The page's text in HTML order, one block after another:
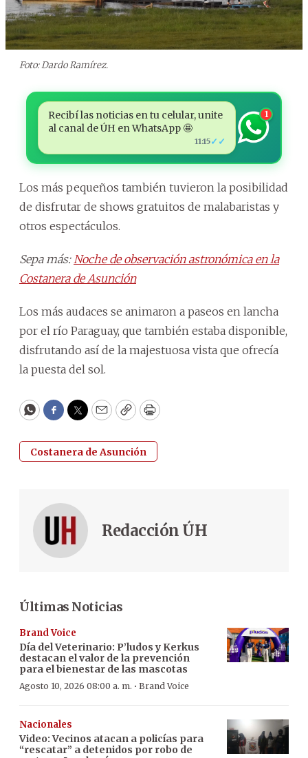
Foto: Dardo Ramírez.
Recibí las noticias en tu celular, unite
al canal de ÚH en WhatsApp 🤩
11:15✓✓
1
Los más pequeños también tuvieron la posibilidad
de disfrutar de shows gratuitos de malabaristas y
otros espectáculos.
Sepa más: Noche de observación astronómica en la
Costanera de Asunción
Los más audaces se animaron a paseos en lancha
por el río Paraguay, que también estaba disponible,
disfrutando así de la majestuosa vista que ofrecía
la puesta del sol.
WhatsApp
Facebook
Twitter
EmailCopyPrint
Costanera de Asunción
Redacción ÚH
Últimas Noticias
Brand Voice
Día del Veterinario: P’ludos y Kerkus
destacan el valor de la prevención
para el bienestar de las mascotas
Agosto 10, 2026 08:00 a. m. · Brand Voice
Nacionales
Video: Vecinos atacan a policías para
“rescatar” a detenidos por robo de